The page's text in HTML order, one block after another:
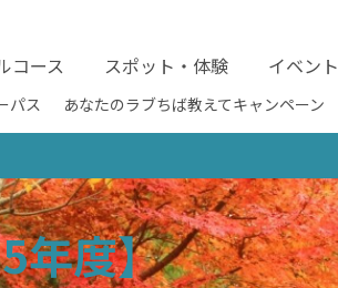
コース スポット・体験 イベント
パス あなたのラブちば教えてキャンペーン
年度】